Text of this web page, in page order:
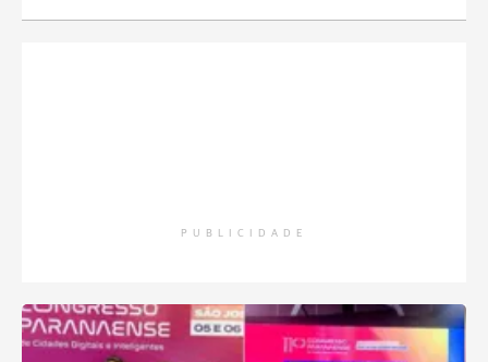
PUBLICIDADE